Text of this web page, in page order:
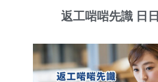
返工啱啱先識 日